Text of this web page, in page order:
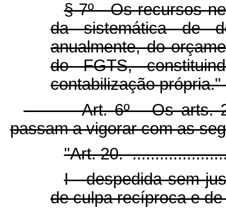
§ 7º Os recursos
da sistemática de
anualmente, do
do FGTS,
contabilização própria."
Art. 6º Os arts. 20 e
passam a vigorar com as
"Art. 20.
I - despedida sem
de culpa recíproca e